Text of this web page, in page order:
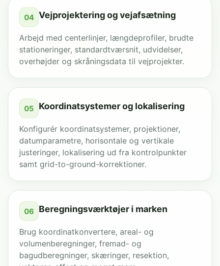
04 Vejprojektering og vejafsætning
Arbejd med centerlinjer, længdeprofiler, brudte
stationeringer, standardtværsnit, udvidelser,
overhøjder og skråningsdata til vejprojekter.
05 Koordinatsystemer og lokalisering
Konfigurér koordinatsystemer, projektioner,
datumparametre, horisontale og vertikale
justeringer, lokalisering ud fra kontrolpunkter
samt grid-to-ground-korrektioner.
06 Beregningsværktøjer i marken
Brug koordinatkonvertere, areal- og
volumenberegninger, fremad- og
bagudberegninger, skæringer, resektion,